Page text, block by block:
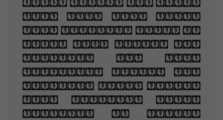
love false or true,
But one man loved
the pilgrim soul in
you, And loved the
sorrows of your
changing face. And
bending down beside
the glowing bars,
Murmur, a little